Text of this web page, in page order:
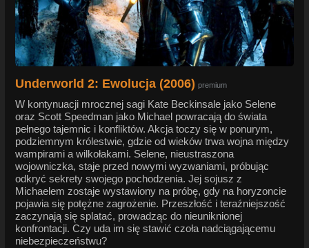
Underworld 2: Ewolucja (2006) premium
W kontynuacji mrocznej sagi Kate Beckinsale jako Selene
oraz Scott Speedman jako Michael powracają do świata
pełnego tajemnic i konfliktów. Akcja toczy się w ponurym,
podziemnym królestwie, gdzie od wieków trwa wojna między
wampirami a wilkołakami. Selene, nieustraszona
wojowniczka, staje przed nowymi wyzwaniami, próbując
odkryć sekrety swojego pochodzenia. Jej sojusz z
Michaelem zostaje wystawiony na próbę, gdy na horyzoncie
pojawia się potężne zagrożenie. Przeszłość i teraźniejszość
zaczynają się splatać, prowadząc do nieuniknionej
konfrontacji. Czy uda im się stawić czoła nadciągającemu
niebezpieczeństwu?